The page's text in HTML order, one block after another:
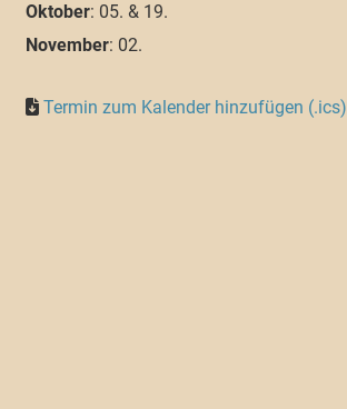
Oktober: 05. & 19.
November: 02.
Termin zum Kalender hinzufügen (.ics)